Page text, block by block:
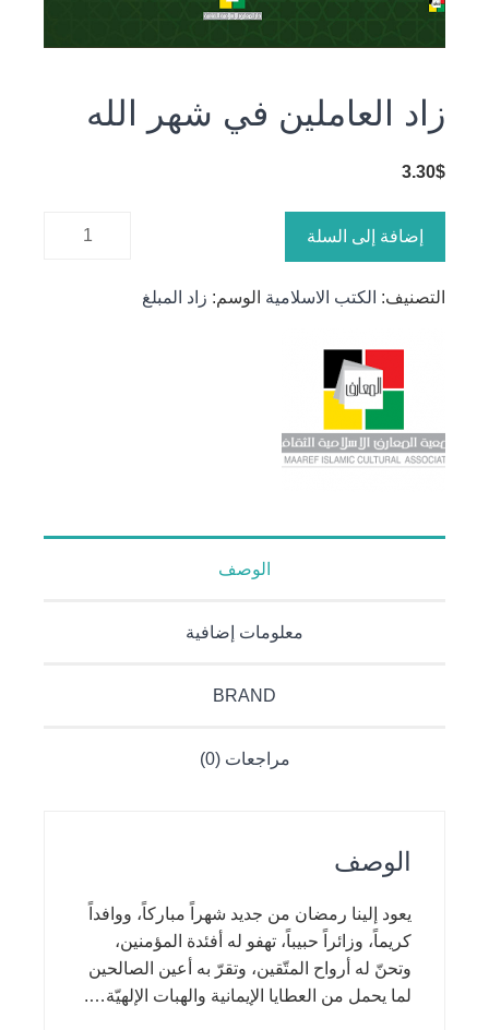
زاد العاملين في شهر الله
3.30$
كمية زاد
إضافة إلى السلة
التصنيف: الكتب الاسلامية الوسم: زاد المبلغ
الوصف
معلومات إضافية
BRAND
مراجعات (0)
الوصف
يعود إلينا رمضان من جديد شهراً مباركاً، ووافداً
كريماً، وزائراً حبيباً، تهفو له أفئدة المؤمنين،
وتحنّ له أرواح المتّقين، وتقرّ به أعين الصالحين
لما يحمل من العطايا الإيمانية والهبات الإلهيّة….